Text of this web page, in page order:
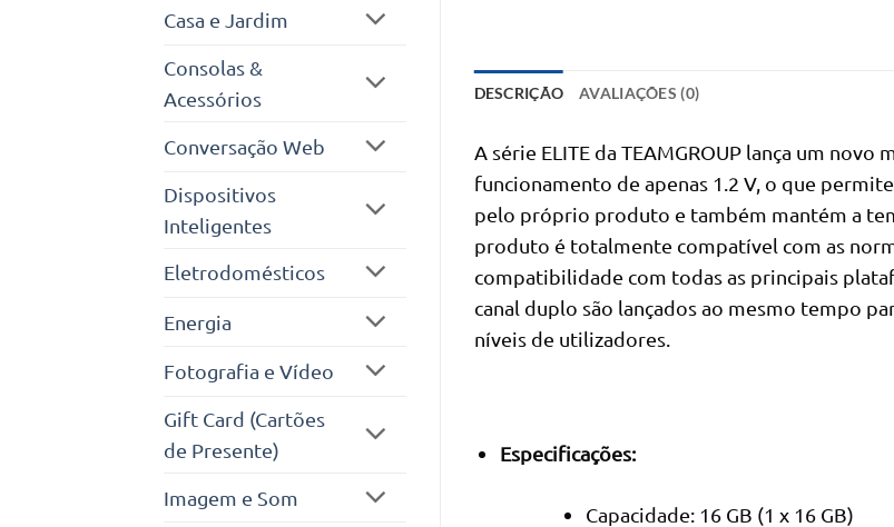
Casa e Jardim
Consolas &
Acessórios
Conversação Web
Dispositivos
Inteligentes
Eletrodomésticos
Energia
Fotografia e Vídeo
Gift Card (Cartões
de Presente)
Imagem e Som
DESCRIÇÃO AVALIAÇÕES (0)
A série ELITE da TEAMGROUP lança um
funcionamento de apenas 1.2 V, o que
pelo próprio produto e também mantém a
produto é totalmente compatível com as
compatibilidade com todas as principais
canal duplo são lançados ao mesmo tempo
níveis de utilizadores.
Especificações:
Capacidade: 16 GB (1 x 16 GB)